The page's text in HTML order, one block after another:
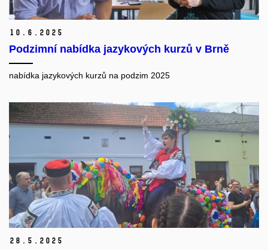
10. 6. 2025
Podzimní nabídka jazykových kurzů v Brně
nabídka jazykových kurzů na podzim 2025
28. 5. 2025